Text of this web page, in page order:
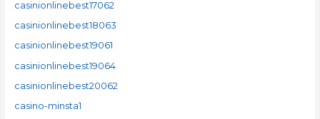
casinionlinebest17062
casinionlinebest18063
casinionlinebest19061
casinionlinebest19064
casinionlinebest20062
casino-minsta1